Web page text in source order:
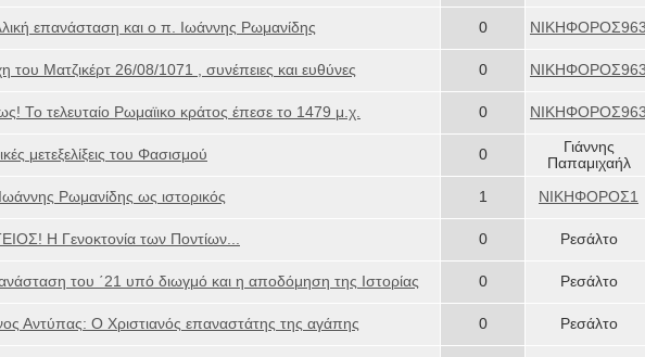
επανάσταση και ο π. Ιωάννης Ρωμανίδης 0 ΝΙΚΗΦΟΡΟΣ963
του Ματζικέρτ 26/08/1071 , συνέπειες και ευθύνες 0 ΝΙΚΗΦΟΡΟΣ963
Το τελευταίο Ρωμαϊικο κράτος έπεσε το 1479 μ.χ. 0 ΝΙΚΗΦΟΡΟΣ963
μετεξελίξεις του Φασισμού 0
Γιάννης
Παπαμιχαήλ
Ρωμανίδης ως ιστορικός 1 ΝΙΚΗΦΟΡΟΣ1
Η Γενοκτονία των Ποντίων... 0 Ρεσάλτο
του ΄21 υπό διωγμό και η αποδόμηση της Ιστορίας 0 Ρεσάλτο
Αντύπας: Ο Χριστιανός επαναστάτης της αγάπης 0 Ρεσάλτο